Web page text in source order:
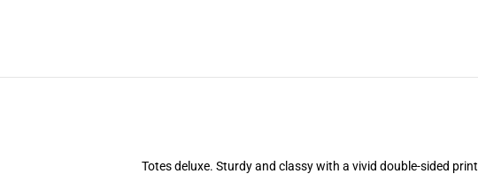
Totes deluxe. Sturdy and classy with a vivid double-sided print